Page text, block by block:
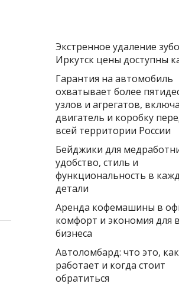
Экстренное удаление
Иркутск цены доступны
Гарантия на автомобиль
охватывает более
узлов и агрегатов,
двигатель и коробку
всей территории России
Бейджики для
удобство, стиль и
функциональность в
детали
Аренда кофемашины в
комфорт и экономия для
бизнеса
Автоломбард: что это, как
работает и когда стоит
обратиться